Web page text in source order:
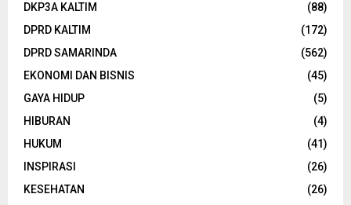
DKP3A KALTIM
(88)
DPRD KALTIM
(172)
DPRD SAMARINDA
(562)
EKONOMI DAN BISNIS
(45)
GAYA HIDUP
(5)
HIBURAN
(4)
HUKUM
(41)
INSPIRASI
(26)
KESEHATAN
(26)